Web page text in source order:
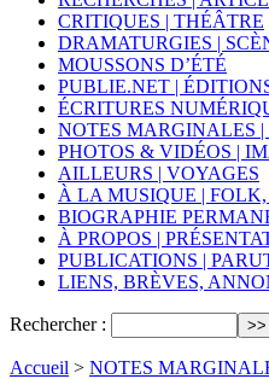
CRITIQUES | THÉÂTRE
DRAMATURGIES |
MOUSSONS D’ÉTÉ
PUBLIE.NET |
ÉCRITURES
NOTES MARGINALES |
PHOTOS & VIDÉOS |
AILLEURS | VOYAGES
À LA MUSIQUE | FOLK,
BIOGRAPHIE
À PROPOS |
PUBLICATIONS |
LIENS, BRÈVES,
Rechercher :
Accueil > NOTES